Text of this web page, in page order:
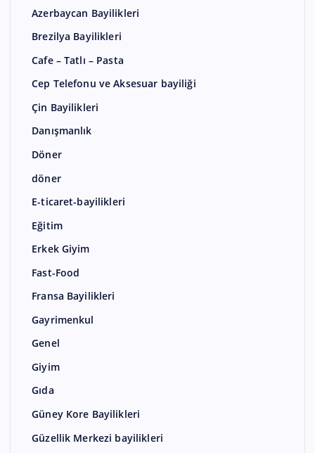
Azerbaycan Bayilikleri
Brezilya Bayilikleri
Cafe – Tatlı – Pasta
Cep Telefonu ve Aksesuar bayiliği
Çin Bayilikleri
Danışmanlık
Döner
döner
E-ticaret-bayilikleri
Eğitim
Erkek Giyim
Fast-Food
Fransa Bayilikleri
Gayrimenkul
Genel
Giyim
Gıda
Güney Kore Bayilikleri
Güzellik Merkezi bayilikleri